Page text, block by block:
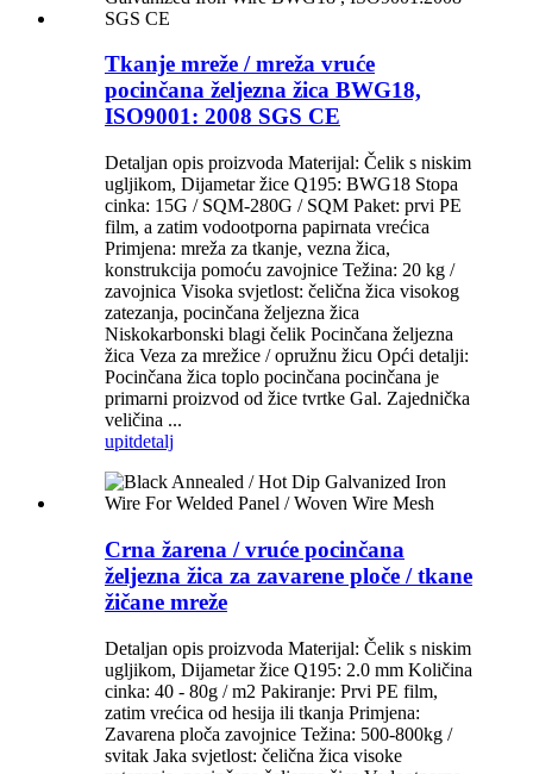
Tkanje mreže / mreža vruće
pocinčana željezna žica BWG18,
ISO9001: 2008 SGS CE
Detaljan opis proizvoda Materijal: Čelik s niskim
ugljikom, Dijametar žice Q195: BWG18 Stopa
cinka: 15G / SQM-280G / SQM Paket: prvi PE
film, a zatim vodootporna papirnata vrećica
Primjena: mreža za tkanje, vezna žica,
konstrukcija pomoću zavojnice Težina: 20 kg /
zavojnica Visoka svjetlost: čelična žica visokog
zatezanja, pocinčana željezna žica
Niskokarbonski blagi čelik Pocinčana željezna
žica Veza za mrežice / opružnu žicu Opći detalji:
Pocinčana žica toplo pocinčana pocinčana je
primarni proizvod od žice tvrtke Gal. Zajednička
veličina ...
upitdetalj
Crna žarena / vruće pocinčana
željezna žica za zavarene ploče / tkane
žičane mreže
Detaljan opis proizvoda Materijal: Čelik s niskim
ugljikom, Dijametar žice Q195: 2.0 mm Količina
cinka: 40 - 80g / m2 Pakiranje: Prvi PE film,
zatim vrećica od hesija ili tkanja Primjena:
Zavarena ploča zavojnice Težina: 500-800kg /
svitak Jaka svjetlost: čelična žica visoke